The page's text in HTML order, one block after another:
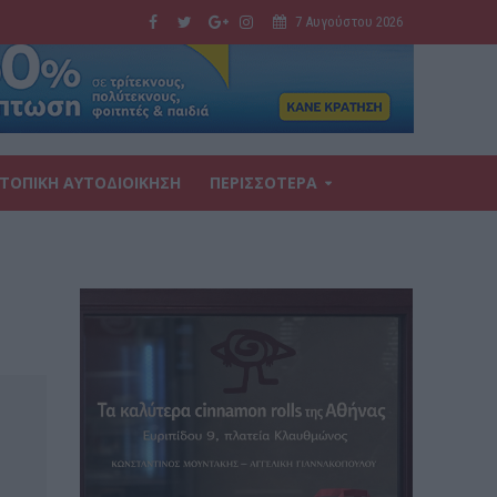
7 Αυγούστου 2026
ΑΥΤΟΔΙΟΙΚΗΣΗ ΠΕΡΙΣΣΟΤΕΡΑ